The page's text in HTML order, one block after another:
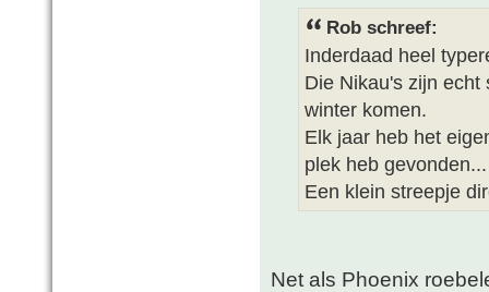
Rob schreef:
Inderdaad heel
Die Nikau's zijn
winter komen.
Elk jaar heb het
plek heb gevonden...
Een klein streepje
Net als Phoenix